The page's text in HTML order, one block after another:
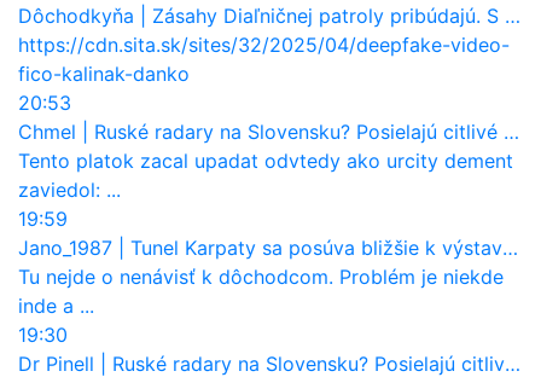
Dôchodkyňa
Zásahy Diaľničnej patroly pribúdajú. S čím najčastejšie pomáha vodičom?
https://cdn.sita.sk/sites/32/2025/04/deepfake-video-
fico-kalinak-danko
20:53
Chmel
Ruské radary na Slovensku? Posielajú citlivé dáta Moskve?
Tento platok zacal upadat odvtedy ako urcity dement
zaviedol: ...
19:59
Jano_1987
Tunel Karpaty sa posúva bližšie k výstavbe. NDS urobila dôležitý krok
Tu nejde o nenávisť k dôchodcom. Problém je niekde
inde a ...
19:30
Dr Pinell
Ruské radary na Slovensku? Posielajú citlivé dáta Moskve?